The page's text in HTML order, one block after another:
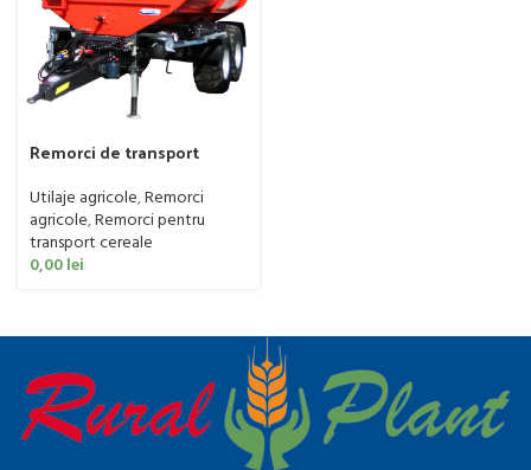
Remorci de transport
Model Trakia
Utilaje agricole,Remorci
agricole,Remorci pentru
transport cereale
0,00lei